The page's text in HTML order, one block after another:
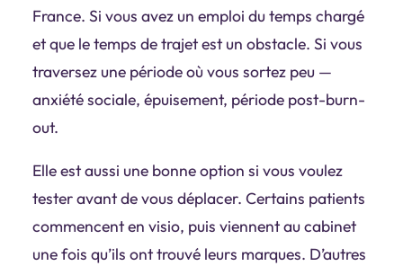
France. Si vous avez un emploi du temps chargé
et que le temps de trajet est un obstacle. Si vous
traversez une période où vous sortez peu —
anxiété sociale, épuisement, période post-burn-
out.
Elle est aussi une bonne option si vous voulez
tester avant de vous déplacer. Certains patients
commencent en visio, puis viennent au cabinet
une fois qu’ils ont trouvé leurs marques. D’autres